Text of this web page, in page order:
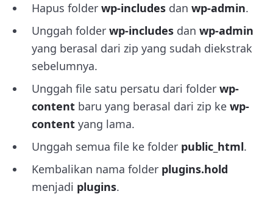
Hapus folder wp-includes dan wp-admin.
Unggah folder wp-includes dan wp-admin
yang berasal dari zip yang sudah diekstrak
sebelumnya.
Unggah file satu persatu dari folder wp-
content baru yang berasal dari zip ke wp-
content yang lama.
Unggah semua file ke folder public_html.
Kembalikan nama folder plugins.hold
menjadi plugins.